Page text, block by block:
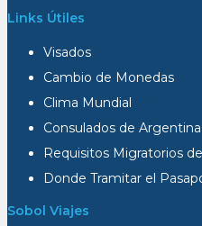
Links Útiles
Visados
Cambio de Monedas
Clima Mundial
Consulados de
Requisitos Migratorios
Donde Tramitar el
Sobol Viajes